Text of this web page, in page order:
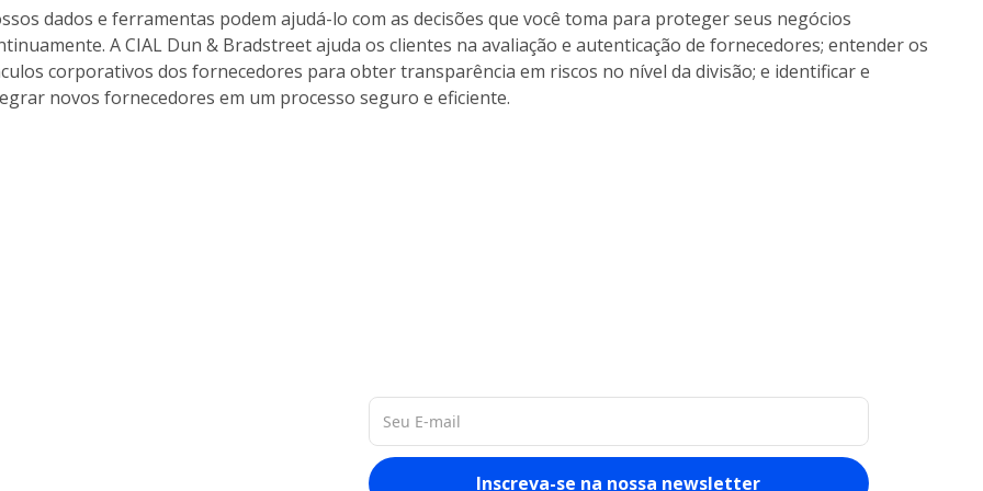
dados e ferramentas podem ajudá-lo com as decisões que você toma para proteger seus negócios
A CIAL Dun & Bradstreet ajuda os clientes na avaliação e autenticação de fornecedores; entender os
corporativos dos fornecedores para obter transparência em riscos no nível da divisão; e identificar e
novos fornecedores em um processo seguro e eficiente.